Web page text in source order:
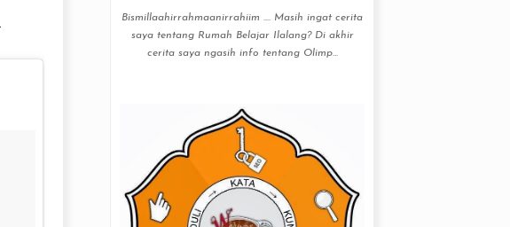
Bismillaahirrahmaanirrahiim .... Masih ingat cerita
saya tentang Rumah Belajar Ilalang? Di akhir
cerita saya ngasih info tentang Olimp...